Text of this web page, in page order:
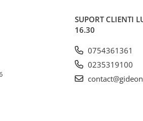
SUPORT CLIENTI
16.30
0754361361
0235319100